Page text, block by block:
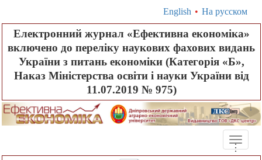
English • На русском
Електронний журнал «Ефективна економіка»
включено до переліку наукових фахових видань
України з питань економіки (Категорія «Б»,
Наказ Міністерства освіти і науки України від
11.07.2019 № 975)
Toggle
...